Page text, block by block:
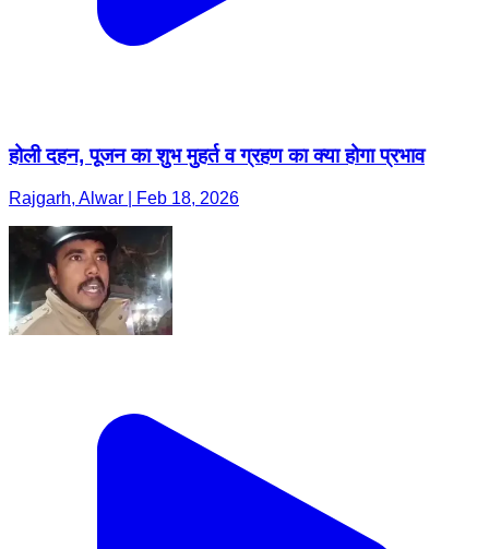
होली दहन, पूजन का शुभ मुहर्त व ग्रहण का क्या होगा प्रभाव
Rajgarh, Alwar | Feb 18, 2026